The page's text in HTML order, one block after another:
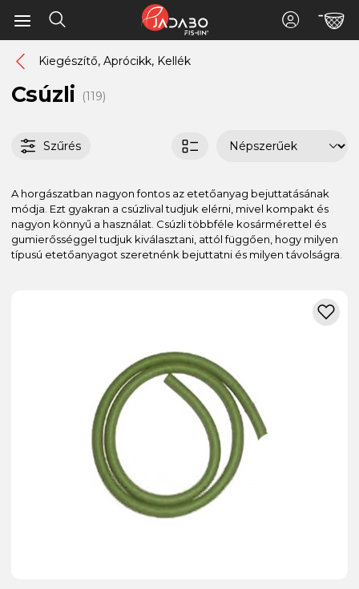
Kiegészítő, Aprócikk, Kellék
Csúzli (119)
Szűrés
A horgászatban nagyon fontos az etetőanyag bejuttatásának
módja. Ezt gyakran a csúzlival tudjuk elérni, mivel kompakt és
nagyon könnyű a használat. Csúzli többféle kosármérettel és
gumierősséggel tudjuk kiválasztani, attól függően, hogy milyen
típusú etetőanyagot szeretnénk bejuttatni és milyen távolságra.